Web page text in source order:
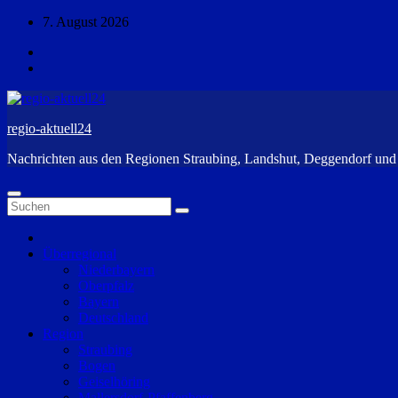
Zum
springen
7. August 2026
regio-aktuell24
Nachrichten aus den Regionen Straubing, Landshut, Deggendorf
Überregional
Niederbayern
Oberpfalz
Bayern
Deutschland
Region
Straubing
Bogen
Geiselhöring